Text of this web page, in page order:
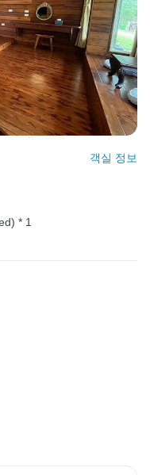
객실 정보
* 1